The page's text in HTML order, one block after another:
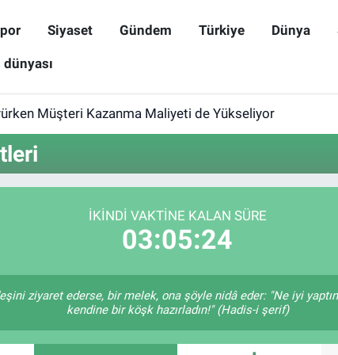
Siyaset Gündem Türkiye Dünya
Müşteri Kazanma Maliyeti de Yükseliyor
İKINDI VAKTINE KALAN SÜRE
03:05:24
ziyaret ederse, bir melek, ona şöyle nidâ eder: "Ne iyi
kendine bir köşk hazırladın!" (Hadis-i şerif)